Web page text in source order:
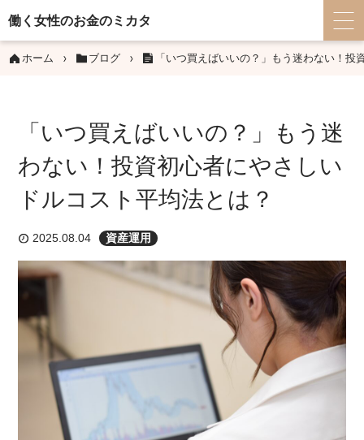
働く女性のお金のミカタ
ホーム ブログ 「いつ買えばいいの？」もう迷わない！
「いつ買えばいいの？」もう迷
わない！投資初心者にやさしい
ドルコスト平均法とは？
2025.08.04 資産運用